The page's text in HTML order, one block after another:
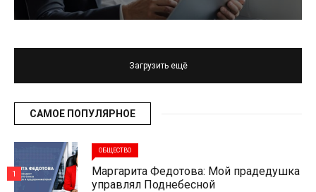
Загрузить ещё
САМОЕ ПОПУЛЯРНОЕ
ОБЩЕСТВО
Маргарита Федотова: Мой прадедушка
управлял Поднебесной
1